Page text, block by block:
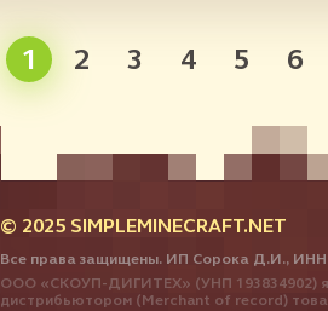
1 2 3 4 5 6
© 2025 SIMPLEMINECRAFT.NET
Все права защищены. ИП Сорока Д.И., ИНН
ООО «СКОУП-ДИГИТЕХ» (УНП 193834902)
дистрибьютором (Merchant of record)